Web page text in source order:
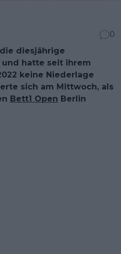
0
diesjährige
und hatte seit ihrem
keine Niederlage
sich am Mittwoch, als
Bett1 Open Berlin